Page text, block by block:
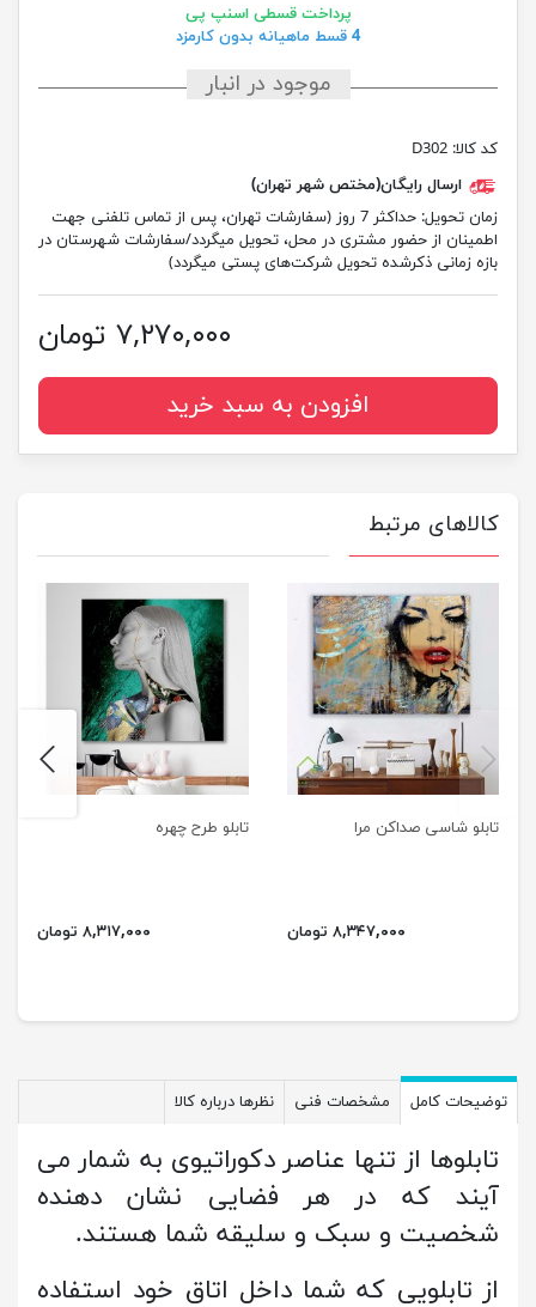
پرداخت قسطی اسنپ پی
4 قسط ماهیانه بدون کارمزد
موجود در انبار
کد کالا: D302
ارسال رایگان(مختص شهر تهران)
زمان تحویل:
حداکثر 7 روز (سفارشات تهران، پس از تماس تلفنی جهت
اطمینان از حضور مشتری در محل، تحویل میگردد/سفارشات شهرستان در
بازه زمانی ذکرشده تحویل شرکت‌های پستی میگردد)
۷,۲۷۰,۰۰۰ تومان
افزودن به سبد خرید
کالاهای مرتبط
تابلو شاسی صداکن مرا
۸,۳۴۷,۰۰۰ تومان
تابلو طرح چهره
۸,۳۱۷,۰۰۰ تومان
previus
توضیحات کامل مشخصات فنی نظرها درباره کالا
تابلوها از تنها عناصر دکوراتیوی به شمار می
آیند که در هر فضایی نشان دهنده
شخصیت و سبک و سلیقه شما هستند.
از تابلویی که شما داخل اتاق خود استفاده